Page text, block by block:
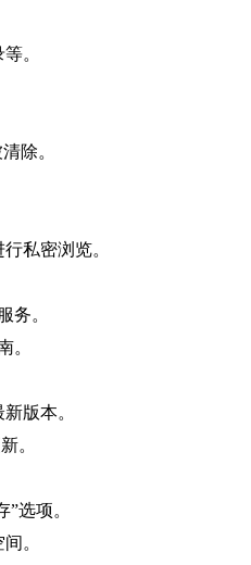
。
除。
私密浏览。
务。
。
版本。
。
选项。
。